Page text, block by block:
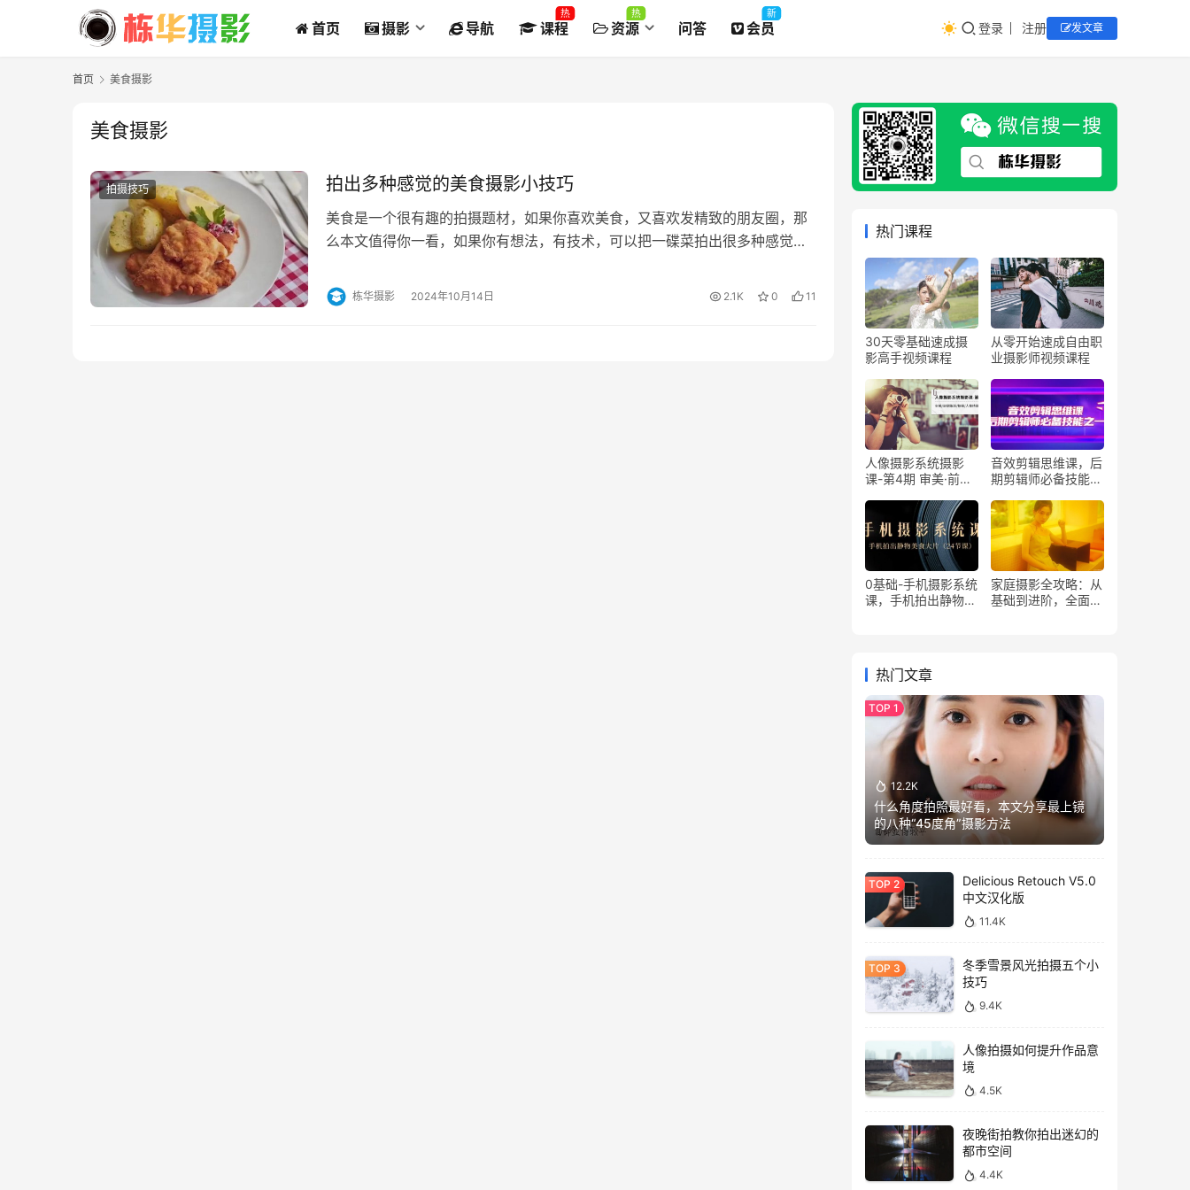
首页 摄影 导航 课程
热
资源
热
问答 会员
新
登录 注册 发文章
首页 美食摄影
美食摄影
拍摄技巧 拍出多种感觉的美食摄影小技巧
美食是一个很有趣的拍摄题材，如果你喜欢美食，又喜欢发精致的朋友圈，那
么本文值得你一看，如果你有想法，有技术，可以把一碟菜拍出很多种感觉
栋华摄影 2024年10月14日 2.1K 0 11
热门课程
30天零基础速成摄
影高手视频课程
从零开始速成自由职
业摄影师视频课程
人像摄影系统摄影
课-第4期 审美·前期
调色 全程干货
音效剪辑思维课，后
期剪辑师必备技能之
0基础-手机摄影系统
课，手机拍出静物美
家庭摄影全攻略：从
基础到进阶，全面提
热门文章
12.2K
什么角度拍照最好看，本文分享最上镜
的八种“45度角”摄影方法
Delicious Retouch V5.0
中文汉化版
11.4K
冬季雪景风光拍摄五个小
技巧
9.4K
人像拍摄如何提升作品意
境
4.5K
夜晚街拍教你拍出迷幻的
都市空间
4.4K